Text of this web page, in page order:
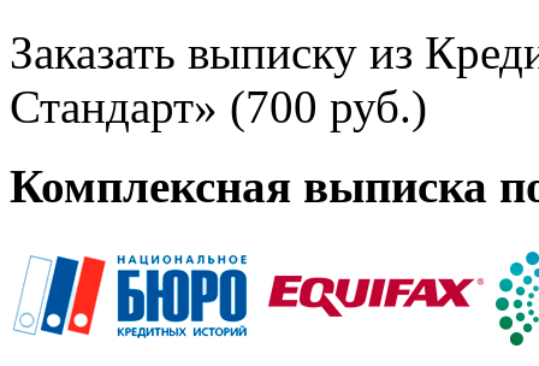
Заказать выписку из
Стандарт» (700 руб.)
Комплексная выписка